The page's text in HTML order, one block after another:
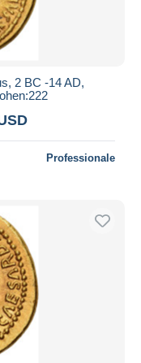
2 BC -14 AD,
Professionale